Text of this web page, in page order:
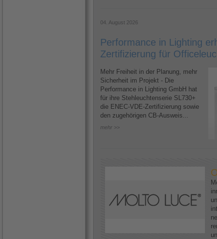
04. August 2026
Performance in Lighting
Zertifizierung für
Mehr Freiheit in der Planung, mehr
Sicherheit im Projekt - Die
Performance in Lighting GmbH hat
für ihre Stehleuchtenserie SL730+
die ENEC-VDE-Zertifizierung sowie
den zugehörigen CB-Ausweis...
mehr >>